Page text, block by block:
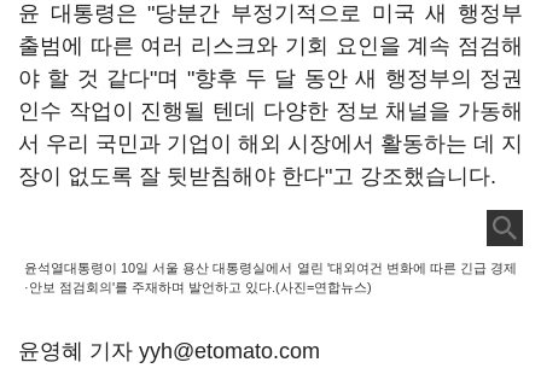
윤 대통령은 "당분간 부정기적으로 미국 새 행정부
출범에 따른 여러 리스크와 기회 요인을 계속 점검해
야 할 것 같다"며 "향후 두 달 동안 새 행정부의 정권
인수 작업이 진행될 텐데 다양한 정보 채널을 가동해
서 우리 국민과 기업이 해외 시장에서 활동하는 데 지
장이 없도록 잘 뒷받침해야 한다"고 강조했습니다.
윤석열대통령이 10일 서울 용산 대통령실에서 열린 '대외여건 변화에 따른 긴급 경제
·안보 점검회의'를 주재하며 발언하고 있다.(사진=연합뉴스)
윤영혜 기자 yyh@etomato.com